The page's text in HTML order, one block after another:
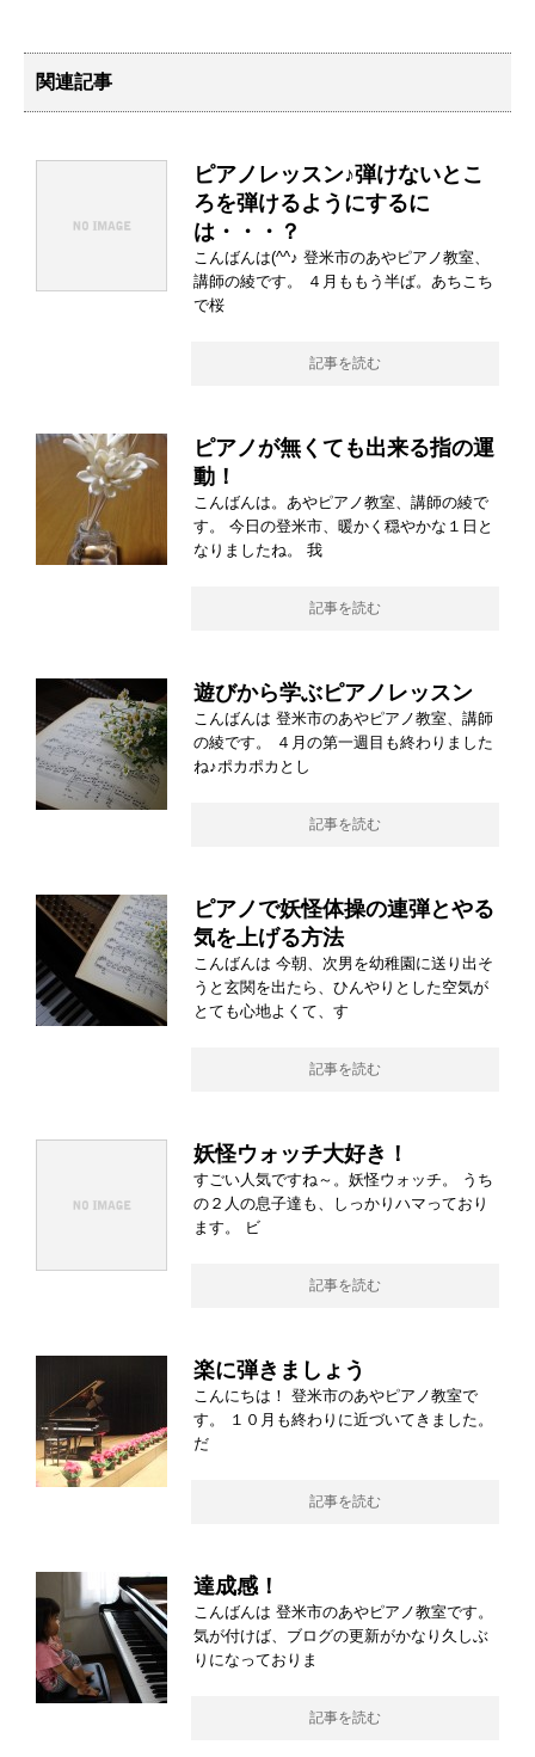
関連記事
ピアノレッスン♪弾けないとこ
ろを弾けるようにするに
は・・・？
こんばんは(^^♪ 登米市のあやピアノ教室、
講師の綾です。 ４月ももう半ば。あちこち
で桜
記事を読む
ピアノが無くても出来る指の運
動！
こんばんは。あやピアノ教室、講師の綾で
す。 今日の登米市、暖かく穏やかな１日と
なりましたね。 我
記事を読む
遊びから学ぶピアノレッスン
こんばんは 登米市のあやピアノ教室、講師
の綾です。 ４月の第一週目も終わりました
ね♪ポカポカとし
記事を読む
ピアノで妖怪体操の連弾とやる
気を上げる方法
こんばんは 今朝、次男を幼稚園に送り出そ
うと玄関を出たら、ひんやりとした空気が
とても心地よくて、す
記事を読む
妖怪ウォッチ大好き！
すごい人気ですね～。妖怪ウォッチ。 うち
の２人の息子達も、しっかりハマっており
ます。 ビ
記事を読む
楽に弾きましょう
こんにちは！ 登米市のあやピアノ教室で
す。 １０月も終わりに近づいてきました。
だ
記事を読む
達成感！
こんばんは 登米市のあやピアノ教室です。
気が付けば、ブログの更新がかなり久しぶ
りになっておりま
記事を読む